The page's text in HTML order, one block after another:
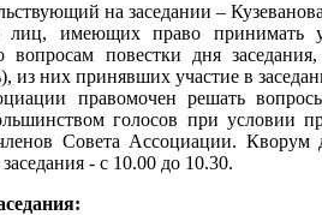
на заседании –
лиц, имеющих право принимать
вопросам повестки дня
из них принявших участие в
правомочен решать
голосов при условии
Совета Ассоциации. Кворум
- с 10.00 до 10.30.